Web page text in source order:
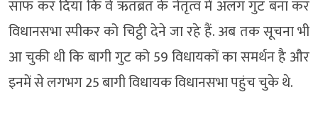
साफ कर दिया कि वे ऋतब्रत के नेतृत्व में अलग गुट बना कर
विधानसभा स्पीकर को चिट्ठी देने जा रहे हैं. अब तक सूचना भी
आ चुकी थी कि बागी गुट को 59 विधायकों का समर्थन है और
इनमें से लगभग 25 बागी विधायक विधानसभा पहुंच चुके थे.